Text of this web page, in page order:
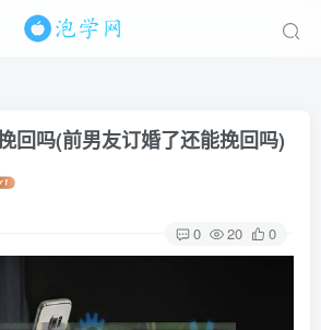
回吗(前男友订婚了还能挽回吗)
0 20 0